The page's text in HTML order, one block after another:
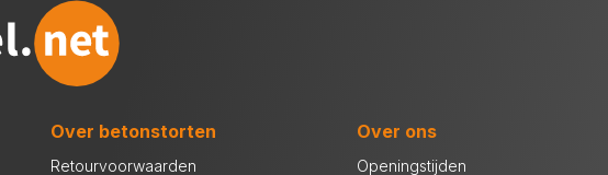
Over betonstorten
Retourvoorwaarden
Over ons
Openingstijden